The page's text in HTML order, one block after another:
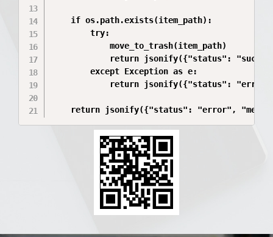
    if os.path.exists(item_path):
        try:
            move_to_trash(item_path)
return jsonify({"status":
        except Exception as e:
return jsonify({"status":